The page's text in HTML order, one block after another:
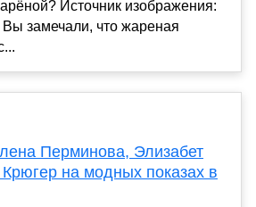
Источник изображения:
замечали, что жареная
Перминова, Элизабет
на модных показах в